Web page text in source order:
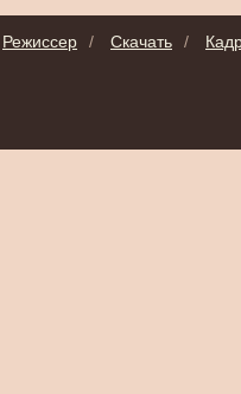
Режиссер / Скачать /